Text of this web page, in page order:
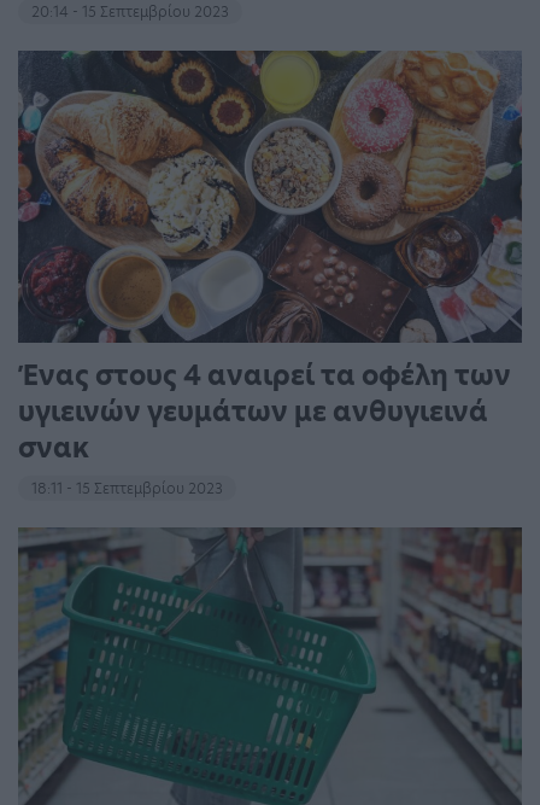
20:14 - 15 Σεπτεμβρίου 2023
Ένας στους 4 αναιρεί τα οφέλη των
υγιεινών γευμάτων με ανθυγιεινά
σνακ
18:11 - 15 Σεπτεμβρίου 2023